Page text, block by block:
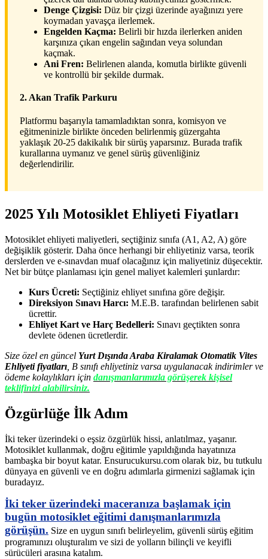
Denge Çizgisi: Düz bir çizgi üzerinde ayağınızı yere
koymadan yavaşça ilerlemek.
Engelden Kaçma: Belirli bir hızda ilerlerken aniden
karşınıza çıkan engelin sağından veya solundan
kaçmak.
Ani Fren: Belirlenen alanda, komutla birlikte güvenli
ve kontrollü bir şekilde durmak.
2. Akan Trafik Parkuru
Platformu başarıyla tamamladıktan sonra, komisyon ve
eğitmeninizle birlikte önceden belirlenmiş güzergahta
yaklaşık 20-25 dakikalık bir sürüş yaparsınız. Burada trafik
kurallarına uymanız ve genel sürüş güvenliğiniz
değerlendirilir.
2025 Yılı Motosiklet Ehliyeti Fiyatları
Motosiklet ehliyeti maliyetleri, seçtiğiniz sınıfa (A1, A2, A) göre
değişiklik gösterir. Daha önce herhangi bir ehliyetiniz varsa, teorik
derslerden ve e-sınavdan muaf olacağınız için maliyetiniz düşecektir.
Net bir bütçe planlaması için genel maliyet kalemleri şunlardır:
Kurs Ücreti: Seçtiğiniz ehliyet sınıfına göre değişir.
Direksiyon Sınavı Harcı: M.E.B. tarafından belirlenen sabit
ücrettir.
Ehliyet Kart ve Harç Bedelleri: Sınavı geçtikten sonra
devlete ödenen ücretlerdir.
Size özel en güncel Yurt Dışında Araba Kiralamak Otomatik Vites
Ehliyeti fiyatları , B sınıfı ehliyetiniz varsa uygulanacak indirimler ve
ödeme kolaylıkları için danışmanlarımızla görüşerek kişisel
teklifinizi alabilirsiniz.
Özgürlüğe İlk Adım
İki teker üzerindeki o eşsiz özgürlük hissi, anlatılmaz, yaşanır.
Motosiklet kullanmak, doğru eğitimle yapıldığında hayatınıza
bambaşka bir boyut katar. Ensurucukursu.com olarak biz, bu tutkulu
dünyaya en güvenli ve en doğru adımlarla girmenizi sağlamak için
buradayız.
İki teker üzerindeki maceranıza başlamak için
bugün motosiklet eğitimi danışmanlarımızla
görüşün. Size en uygun sınıfı belirleyelim, güvenli sürüş eğitim
programınızı oluşturalım ve sizi de yolların bilinçli ve keyifli
sürücüleri arasına katalım.